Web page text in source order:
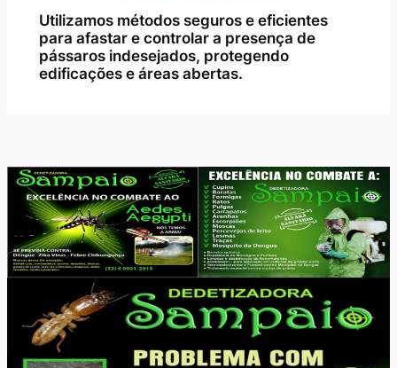
Utilizamos métodos seguros e eficientes
para afastar e controlar a presença de
pássaros indesejados, protegendo
edificações e áreas abertas.